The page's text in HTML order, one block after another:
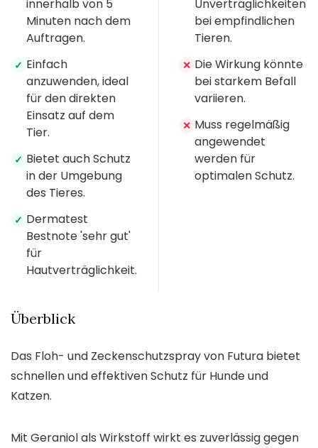
innerhalb von 5
Minuten nach dem
Auftragen.
✓ Einfach
anzuwenden, ideal
für den direkten
Einsatz auf dem
Tier.
✓ Bietet auch Schutz
in der Umgebung
des Tieres.
✓ Dermatest
Bestnote 'sehr gut'
für
Hautverträglichkeit.
Unverträglichkeiten
bei empfindlichen
Tieren.
✕ Die Wirkung könnte
bei starkem Befall
variieren.
✕ Muss regelmäßig
angewendet
werden für
optimalen Schutz.
Überblick
Das Floh- und Zeckenschutzspray von Futura bietet
schnellen und effektiven Schutz für Hunde und
Katzen.
Mit Geraniol als Wirkstoff wirkt es zuverlässig gegen